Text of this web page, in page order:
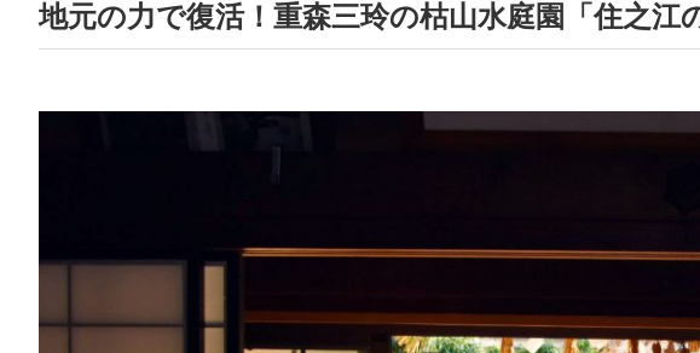
地元の力で復活！重森三玲の枯山水庭園「住之